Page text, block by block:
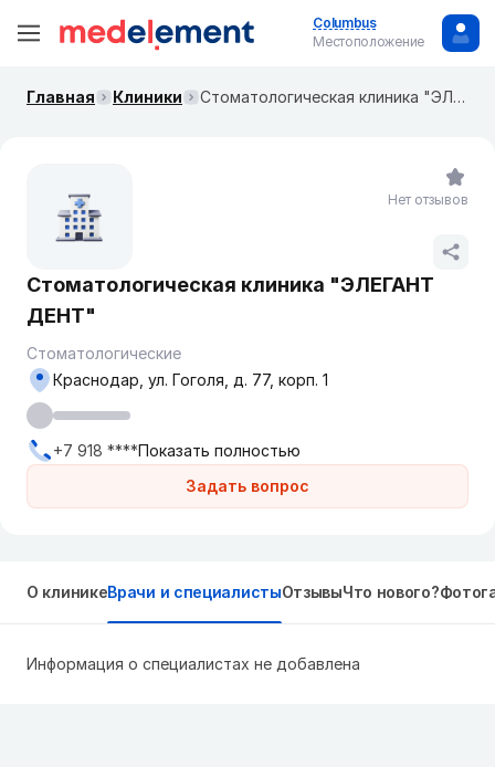
Columbus
Местоположение
Главная Клиники Стоматологическая клиника "ЭЛЕГАНТ ДЕНТ"
Стоматологическая клиника "ЭЛЕГАНТ
ДЕНТ"
Стоматологические
Задать вопрос
Краснодар, ул. Гоголя, д. 77, корп. 1
+7 918 ****Показать полностью
Нет отзывов
О клиникеВрачи и специалистыОтзывыЧто нового?
Информация о специалистах не добавлена